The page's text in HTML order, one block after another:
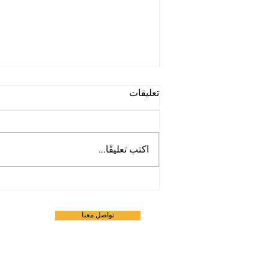
موسم رمضان 2025
تعليقات
اكتب تعليقًا...
تواصل معنا